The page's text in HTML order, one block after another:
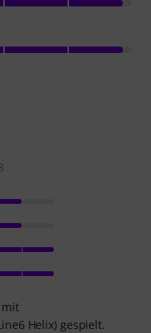
mit
Helix) gespielt.